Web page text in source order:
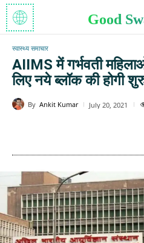
Good
स्वास्थ्य समाचार
AIIMS में गर्भवती
लिए नये ब्लॉक की होगी
By Ankit Kumar July 20, 2021